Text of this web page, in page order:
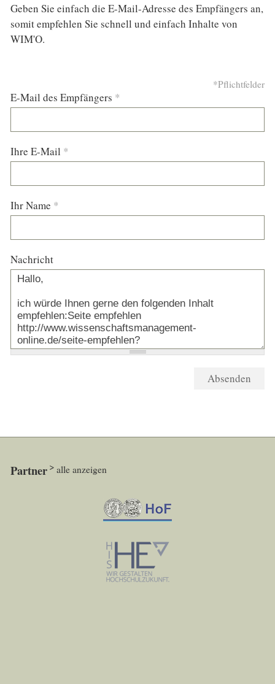
Geben Sie einfach die E-Mail-Adresse des Empfängers an,
somit empfehlen Sie schnell und einfach Inhalte von
WIM'O.
*Pflichtfelder
E-Mail des Empfängers *
Ihre E-Mail *
Ihr Name *
Nachricht
Partner alle anzeigen